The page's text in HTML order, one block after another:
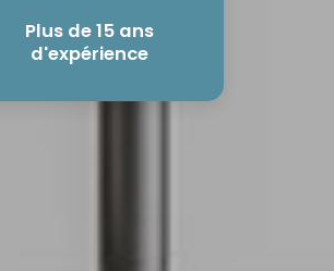
Plus de 15 ans
d'expérience